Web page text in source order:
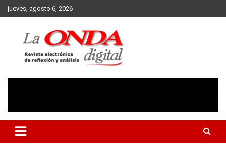
Skip
to
jueves, agosto 6, 2026